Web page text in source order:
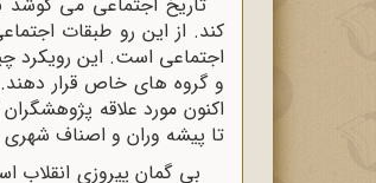
کند. از این رو طبقات
اجتماعی است. این رویکرد
و گروه های خاص قرار
اکنون مورد علاقه
تا پیشه وران و اصناف